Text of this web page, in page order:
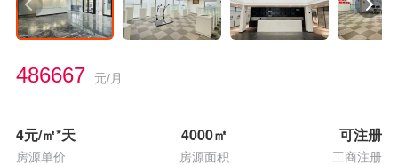
486667 元/月
4元/㎡*天
房源单价
4000㎡
房源面积
可注册
工商注册